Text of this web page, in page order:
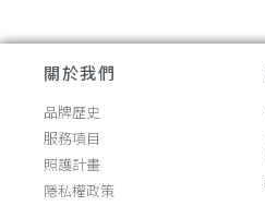
關於我們
品牌歷史
服務項目
照護計畫
隱私權政策